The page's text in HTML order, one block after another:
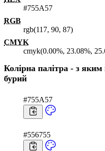
#755A57
RGB
rgb(117, 90, 87)
CMYK
cmyk(0.00%, 23.08%,
Колірна палітра - з
бурий
#755A57
#556755